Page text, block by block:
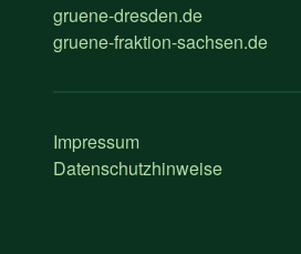
gruene-dresden.de
gruene-fraktion-sachsen.de
Impressum
Datenschutzhinweise